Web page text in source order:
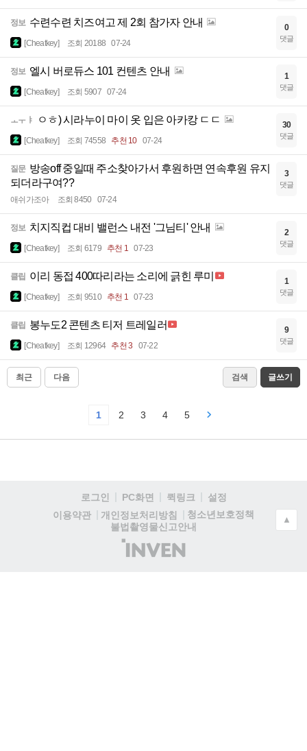
정보 수련수련 치즈여고 제 2회 참가자 안내
[Cheatkey] 조회 20188 07-24
0
댓글
정보 엘시 버로듀스 101 컨텐츠 안내
[Cheatkey] 조회 5907 07-24
1
댓글
ㅗㅜㅑ ㅇㅎ) 시라누이 마이 옷 입은 아카캉 ㄷㄷ
[Cheatkey] 조회 74558 추천 10 07-24
30
댓글
질문 방송off 중일때 주소찾아가서 후원하면 연속후원 유지
되더라구여??
애쉬가조아 조회 8450 07-24
3
댓글
정보 치지직컵 대비 밸런스 내전 '그님티' 안내
[Cheatkey] 조회 6179 추천 1 07-23
2
댓글
클립 이리 동접 400따리라는 소리에 긁힌 루미
[Cheatkey] 조회 9510 추천 1 07-23
1
댓글
클립 봉누도2 콘텐츠 티저 트레일러
[Cheatkey] 조회 12964 추천 3 07-22
9
댓글
최근 다음 검색 글쓰기
1 2 3 4 5
로그인 PC화면 퀵링크
설정
이용약관
개인정보처리방침
청소년보호정책
불법촬영물신고안내
(주)
인
▲